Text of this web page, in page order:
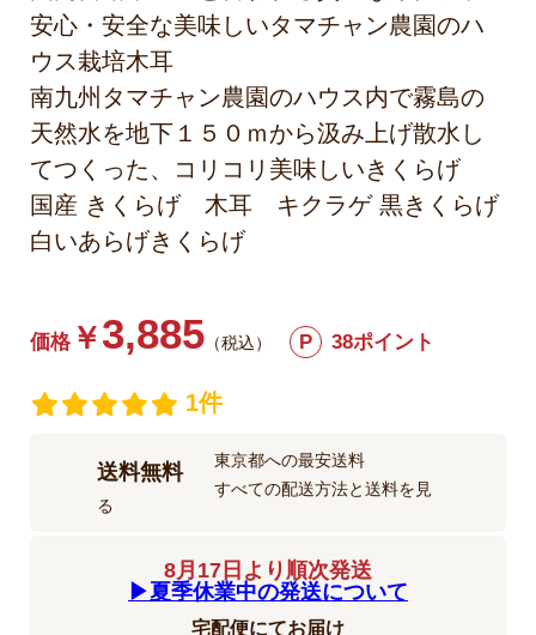
安心・安全な美味しいタマチャン農園のハ
ウス栽培木耳
南九州タマチャン農園のハウス内で霧島の
天然水を地下１５０ｍから汲み上げ散水し
てつくった、コリコリ美味しいきくらげ
国産 きくらげ 木耳 キクラゲ 黒きくらげ
白いあらげきくらげ
価格 ￥3,885 （税込） P 38ポイント
1件
送料無料
東京都への最安送料
すべての配送方法と送料を見
る
8月17日より順次発送
▶︎夏季休業中の発送について
宅配便にてお届け